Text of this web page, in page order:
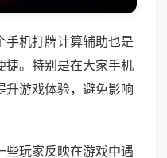
手机打牌计算辅助也是
捷。特别是在大家手机
升游戏体验，避免影响
些玩家反映在游戏中遇